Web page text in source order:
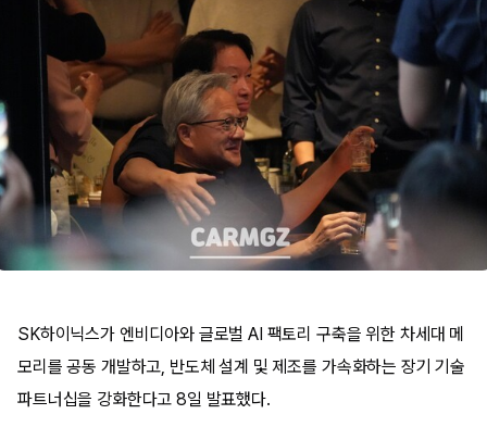
SK하이닉스가 엔비디아와 글로벌 AI 팩토리 구축을 위한 차세대 메
모리를 공동 개발하고, 반도체 설계 및 제조를 가속화하는 장기 기술
파트너십을 강화한다고 8일 발표했다.